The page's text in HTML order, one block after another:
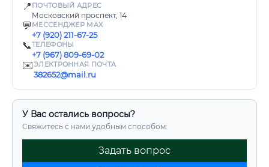
📍 ПОЧТОВЫЙ АДРЕС
Московский проспект, 14
💬 МЕССЕНДЖЕР MAX
+7 (920) 211-67-25
📞ТЕЛЕФОНЫ
+7 (967) 809-69-02
✉️ЭЛЕКТРОННАЯ ПОЧТА
382652@mail.ru
У Вас остались вопросы?
Свяжитесь с нами удобным способом:
Задать вопрос